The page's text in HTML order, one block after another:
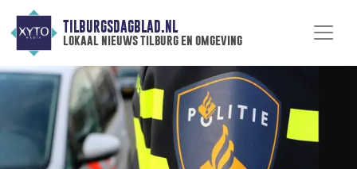
TILBURGSDAGBLAD.NL
lokaal nieuws tilburg en omgeving